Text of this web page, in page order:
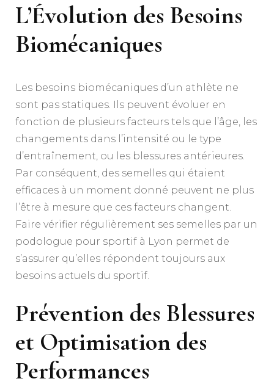
L’Évolution des Besoins
Biomécaniques
Les besoins biomécaniques d’un athlète ne
sont pas statiques. Ils peuvent évoluer en
fonction de plusieurs facteurs tels que l’âge, les
changements dans l’intensité ou le type
d’entraînement, ou les blessures antérieures.
Par conséquent, des semelles qui étaient
efficaces à un moment donné peuvent ne plus
l’être à mesure que ces facteurs changent.
Faire vérifier régulièrement ses semelles par un
podologue pour sportif à Lyon permet de
s’assurer qu’elles répondent toujours aux
besoins actuels du sportif.
Prévention des Blessures
et Optimisation des
Performances